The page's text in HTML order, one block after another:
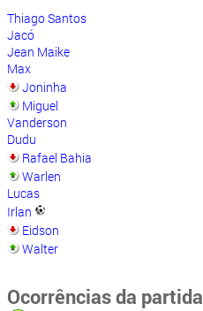
Thiago Santos
Jacó
Jean Maike
Max
Joninha
Miguel
Vanderson
Dudu
Rafael Bahia
Warlen
Lucas
Irlan
Eidson
Walter
Ocorrências da partida